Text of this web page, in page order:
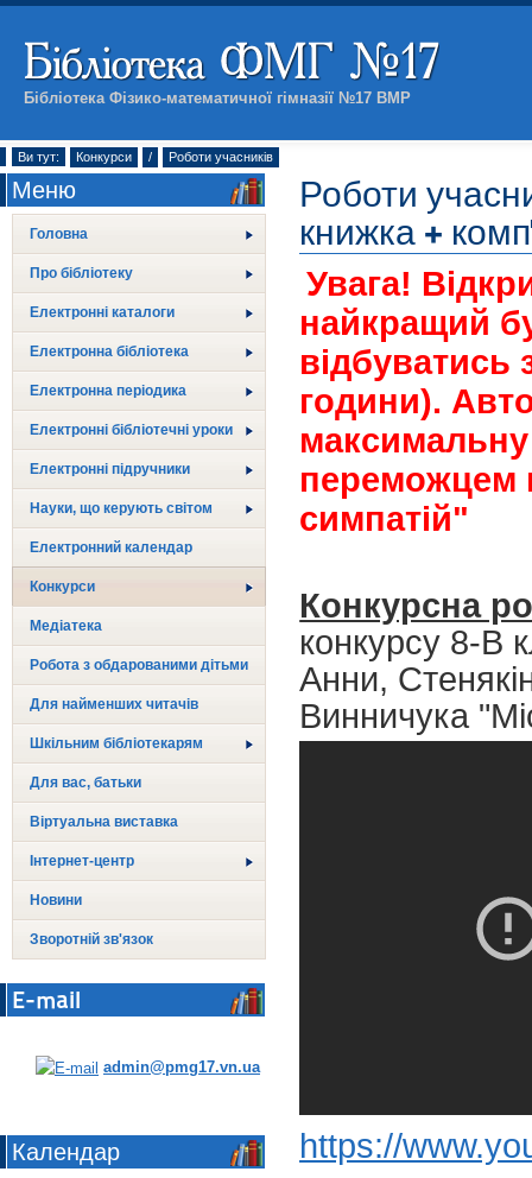
Бібліотека Фізико-математичної гімназії №17 ВМР
Ви тут: Конкурси / Роботи учасників
Меню
Головна
Про бібліотеку
Електронні каталоги
Електронна бібліотека
Електронна періодика
Електронні бібліотечні уроки
Електронні підручники
Науки, що керують світом
Електронний календар
Конкурси
Медіатека
Робота з обдарованими дітьми
Для найменших читачів
Шкільним бібліотекарям
Для вас, батьки
Віртуальна виставка
Інтернет-центр
Новини
Зворотній зв'язок
E-mail
admin@pmg17.vn.ua
Календар
Роботи
книжка +
Увага!
найкращий
відбуватись
години).
максимальну
переможцем
симпатій"
Конкурсна
конкурсу 8-В
Анни,
Винничука
https://